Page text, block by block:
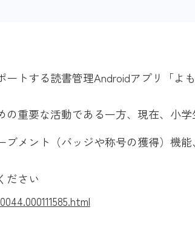
トする読書管理Androidアプリ「よ
重要な活動である一方、現在、小
ブメント（バッジや称号の獲得）機
ださい